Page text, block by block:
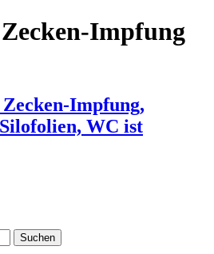
Zecken-Impfung
Impfung,
WC ist